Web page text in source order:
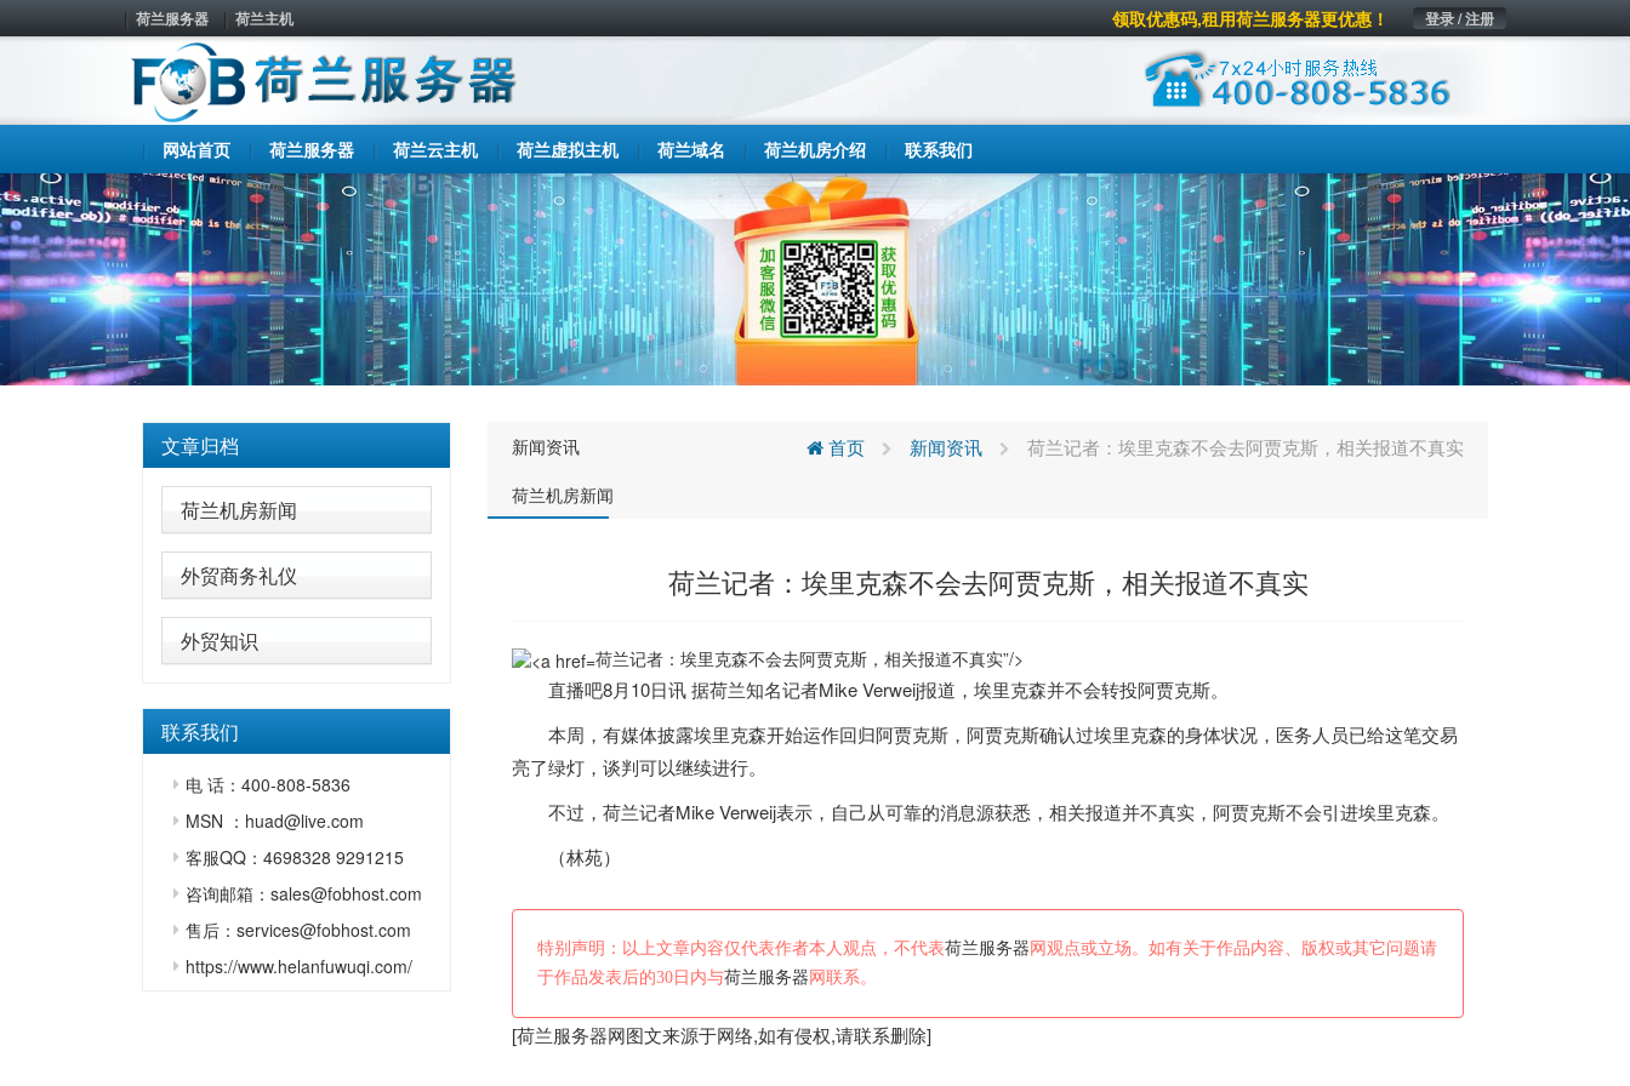
荷兰服务器 荷兰主机 登录 / 注册
领取优惠码,租用荷兰服务器更优惠！
网站首页 荷兰服务器 荷兰云主机 荷兰虚拟主机 荷兰域名 荷兰机房介绍 联系我们
文章归档
荷兰机房新闻
外贸商务礼仪
外贸知识
联系我们
电 话：400-808-5836
MSN ：huad@live.com
客服QQ：4698328 9291215
咨询邮箱：sales@fobhost.com
售后：services@fobhost.com
https://www.helanfuwuqi.com/
新闻资讯
荷兰机房新闻
首页 新闻资讯 荷兰记者：埃里克森不会去阿贾克斯，相关报道不真实
荷兰记者：埃里克森不会去阿贾克斯，相关报道不真实
荷兰记者：埃里克森不会去阿贾克斯，相关报道不真实”/>
直播吧8月10日讯 据荷兰知名记者Mike Verweij报道，埃里克森并不会转投阿贾克斯。
本周，有媒体披露埃里克森开始运作回归阿贾克斯，阿贾克斯确认过埃里克森的身体状况，医务人员已给这笔交易
亮了绿灯，谈判可以继续进行。
不过， 荷兰记者Mike Verweij表示，自己从可靠的消息源获悉，相关报道并不真实，阿贾克斯不会引进埃里克森。
（林苑）
特别声明：以上文章内容仅代表作者本人观点，不代表荷兰服务器 网观点或立场。如有关于作品内容、版权或其它问题请
于作品发表后的30日内与荷兰服务器 网联系。
[荷兰服务器网图文来源于网络,如有侵权,请联系删除]